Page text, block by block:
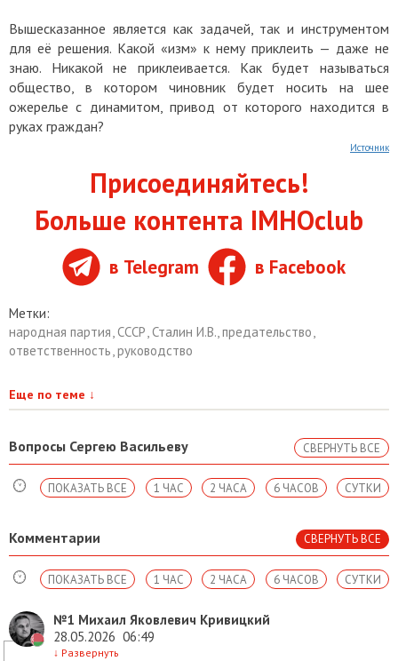
Вышесказанное является как задачей, так и инструментом
для её решения. Какой «изм» к нему приклеить — даже не
знаю. Никакой не приклеивается. Как будет называться
общество, в котором чиновник будет носить на шее
ожерелье с динамитом, привод от которого находится в
руках граждан?
Источник
Присоединяйтесь!
Больше контента IMHOclub
в Telegram в Facebook
Метки:
народная партия,СССР,Сталин И.В.,предательство,
ответственность,руководство
Еще по теме ↓
Вопросы Сергею Васильеву СВЕРНУТЬ ВСЕ
СУТКИ
6 ЧАСОВ
2 ЧАСА
1 ЧАС
ПОКАЗАТЬ ВСЕ
Комментарии СВЕРНУТЬ ВСЕ
СУТКИ
6 ЧАСОВ
2 ЧАСА
1 ЧАС
ПОКАЗАТЬ ВСЕ
№1 Михаил Яковлевич Кривицкий
28.05.2026 06:49
↓ Развернуть